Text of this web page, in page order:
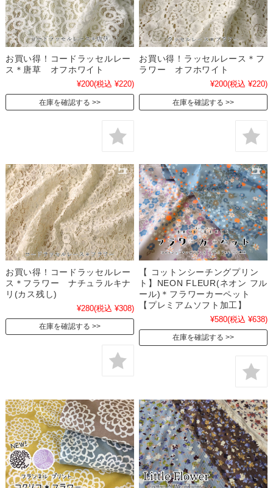
お買い得！コードラッセルレー
ス＊唐草 オフホワイト
¥200(税込 ¥220)
在庫を確認する
お買い得！ラッセルレース＊フ
ラワー オフホワイト
¥200(税込 ¥220)
在庫を確認する
お買い得！コードラッセルレー
ス＊フラワー ナチュラルキナ
リ(カス残し)
¥280(税込 ¥308)
在庫を確認する
【 コットンシーチングプリン
ト】NEON FLEUR(ネオン フル
ール)＊フラワーカーペット
【プレミアムソフト加工】
¥580(税込 ¥638)
在庫を確認する